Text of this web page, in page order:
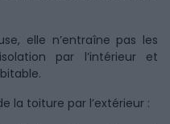
elle n’entraîne pas les
par l’intérieur et
la toiture par l’extérieur :